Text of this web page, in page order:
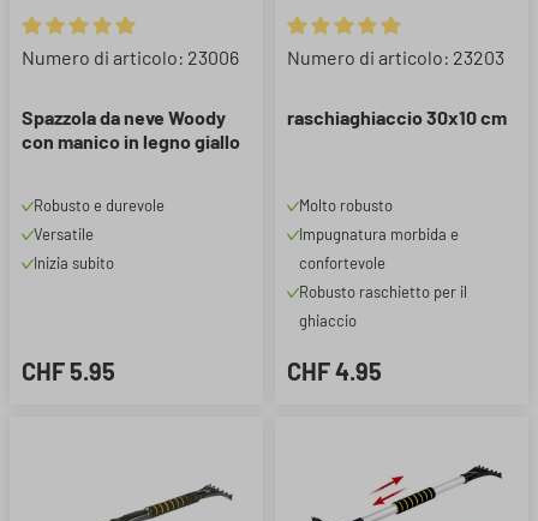
Valutazione media di 4.89 su 5 stelle
Numero di articolo: 23006
Spazzola da neve Woody
con manico in legno giallo
Robusto e durevole
Versatile
Inizia subito
CHF 5.95
Valutazione media di 4.89 su
Numero di articolo: 23203
raschiaghiaccio 30x10 cm
Molto robusto
Impugnatura morbida e
confortevole
Robusto raschietto per il
ghiaccio
CHF 4.95